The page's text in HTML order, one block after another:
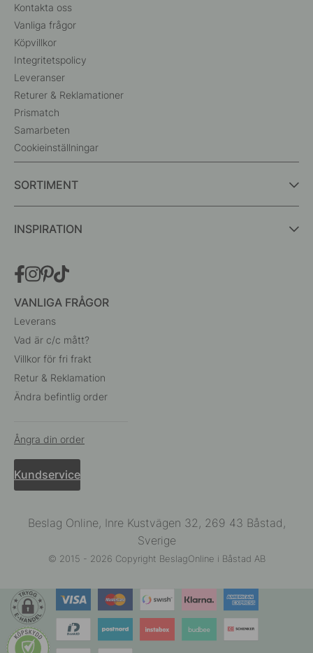
Kontakta oss
Vanliga frågor
Köpvillkor
Integritetspolicy
Leveranser
Returer & Reklamationer
Prismatch
Samarbeten
Cookieinställningar
SORTIMENT
INSPIRATION
VANLIGA FRÅGOR
Leverans
Vad är c/c mått?
Villkor för fri frakt
Retur & Reklamation
Ändra befintlig order
Ångra din order
Kundservice
Beslag Online, Inre Kustvägen 32, 269 43 Båstad,
Sverige
© 2015 - 2026 Copyright BeslagOnline i Båstad AB